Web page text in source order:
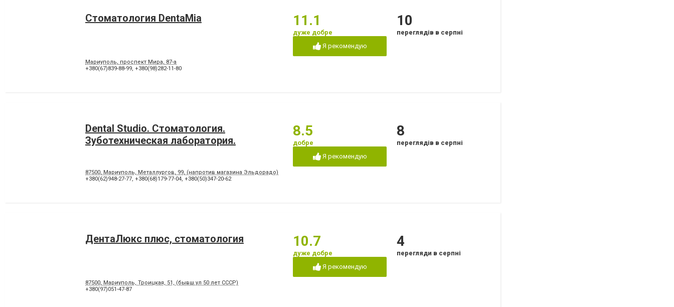
Стоматология DentaMia
Мариуполь, проспект Мира, 87-а
+380(67)839-88-99, +380(98)282-11-80
11.1
дуже добре
Я рекомендую
10
переглядів в серпні
Dental Studio. Cтоматология.
Зуботехническая лаборатория.
87500, Мариуполь, Металлургов, 99, (напротив магазина Эльдорадо)
+380(62)948-27-77, +380(68)179-77-04, +380(50)347-20-62
8.5
добре
Я рекомендую
8
переглядів в серпні
ДентаЛюкс плюс, стоматология
87500, Мариуполь, Троицкая, 51, (бывш.ул 50 лет СССР)
+380(97)051-47-87
10.7
дуже добре
Я рекомендую
4
перегляди в серпні